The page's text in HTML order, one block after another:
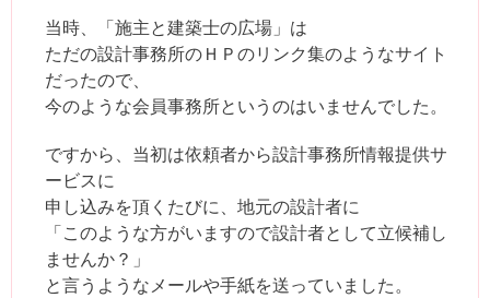
当時、「施主と建築士の広場」は
ただの設計事務所のＨＰのリンク集のようなサイト
だったので、
今のような会員事務所というのはいませんでした。
ですから、当初は依頼者から設計事務所情報提供サ
ービスに
申し込みを頂くたびに、地元の設計者に
「このような方がいますので設計者として立候補し
ませんか？」
と言うようなメールや手紙を送っていました。